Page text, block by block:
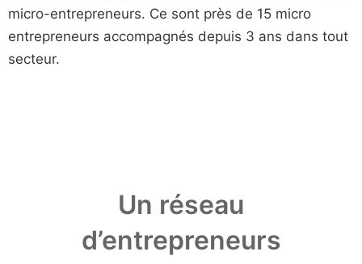
micro-entrepreneurs. Ce sont près de 15 micro
entrepreneurs accompagnés depuis 3 ans dans tout
secteur.
Un réseau
d’entrepreneurs